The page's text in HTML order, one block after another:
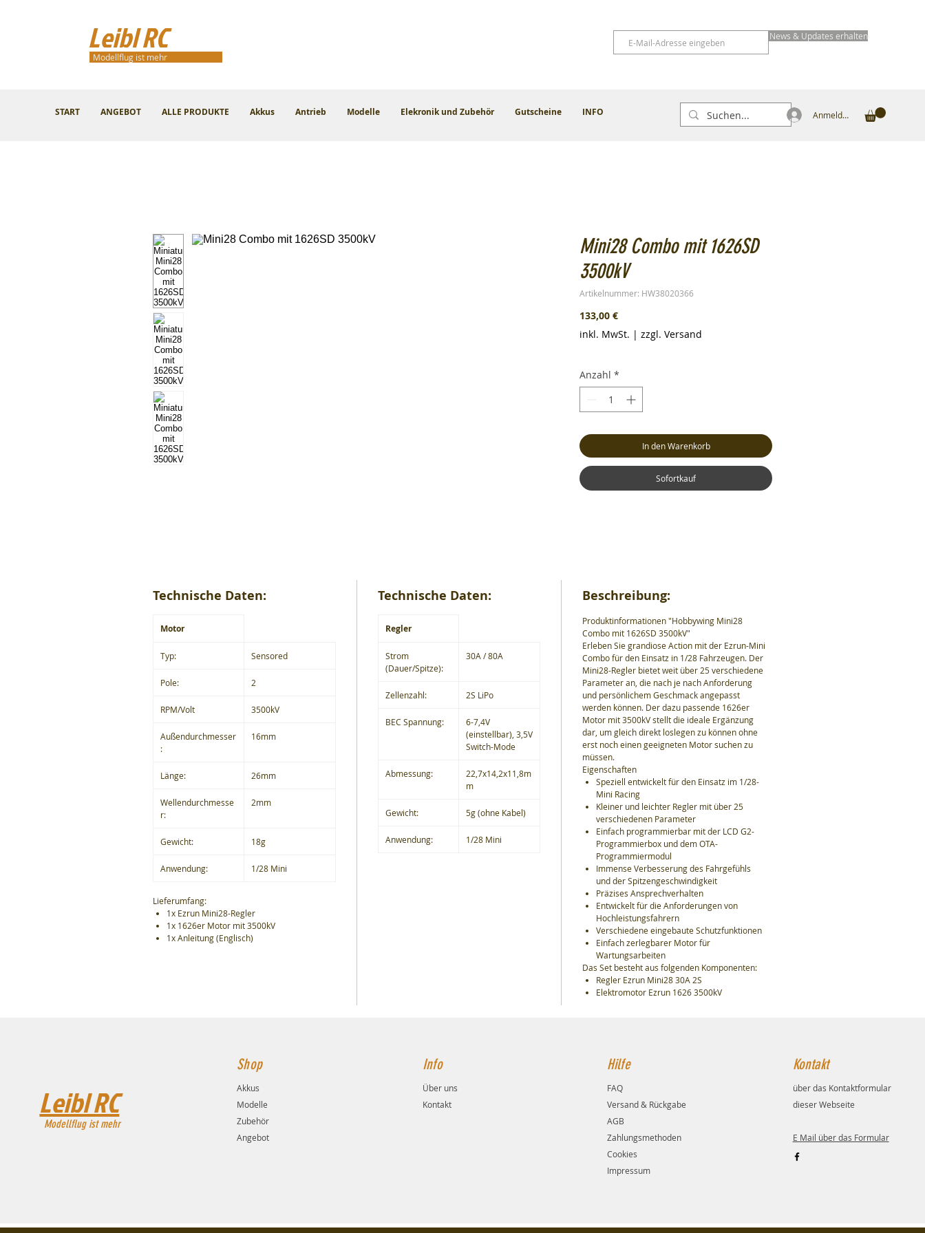
Leibl RC
START ANGEBOT ALLE PRODUKTE Akkus Antrieb Modelle Elekronik und Zubehör Gutscheine INFO
Modellflug ist mehr
News & Updates erhalten
Anmelden
Mini28 Combo mit 1626SD
3500kV
Artikelnummer: HW38020366
133,00 €Preis
inkl. MwSt. | zzgl. Versand
Anzahl *
In den Warenkorb
Sofortkauf
Technische Daten:
Motor
Typ: Sensored
Pole: 2
RPM/Volt 3500kV
Außendurchmesser
:
16mm
Länge: 26mm
Wellendurchmesse
r:
2mm
Gewicht: 18g
Anwendung: 1/28 Mini
Lieferumfang:
1x Ezrun Mini28-Regler
1x 1626er Motor mit 3500kV
1x Anleitung (Englisch)
Technische Daten:
Regler
Strom
(Dauer/Spitze):
30A / 80A
Zellenzahl: 2S LiPo
BEC Spannung:
6-7,4V
(einstellbar), 3,5V
Switch-Mode
Abmessung:
22,7x14,2x11,8m
m
Gewicht: 5g (ohne Kabel)
Anwendung: 1/28 Mini
Beschreibung:
Produktinformationen "Hobbywing Mini28
Combo mit 1626SD 3500kV"
Erleben Sie grandiose Action mit der Ezrun-Mini
Combo für den Einsatz in 1/28 Fahrzeugen. Der
Mini28-Regler bietet weit über 25 verschiedene
Parameter an, die nach je nach Anforderung
und persönlichem Geschmack angepasst
werden können. Der dazu passende 1626er
Motor mit 3500kV stellt die ideale Ergänzung
dar, um gleich direkt loslegen zu können ohne
erst noch einen geeigneten Motor suchen zu
müssen.
Eigenschaften
Speziell entwickelt für den Einsatz im 1/28-
Mini Racing
Kleiner und leichter Regler mit über 25
verschiedenen Parameter
Einfach programmierbar mit der LCD G2-
Programmierbox und dem OTA-
Programmiermodul
Immense Verbesserung des Fahrgefühls
und der Spitzengeschwindigkeit
Präzises Ansprechverhalten
Entwickelt für die Anforderungen von
Hochleistungsfahrern
Verschiedene eingebaute Schutzfunktionen
Einfach zerlegbarer Motor für
Wartungsarbeiten
Das Set besteht aus folgenden Komponenten:
Regler Ezrun Mini28 30A 2S
Elektromotor Ezrun 1626 3500kV
Modellflug ist mehr
Leibl RC
Shop
Akkus
Modelle
Zubehör
Angebot
Info
Über uns
Kontakt
Hilfe
FAQ
Versand & Rückgabe
AGB
Zahlungsmethoden
Cookies
Impressum
Kontakt
über das Kontaktformular
dieser Webseite
E Mail über das Formular